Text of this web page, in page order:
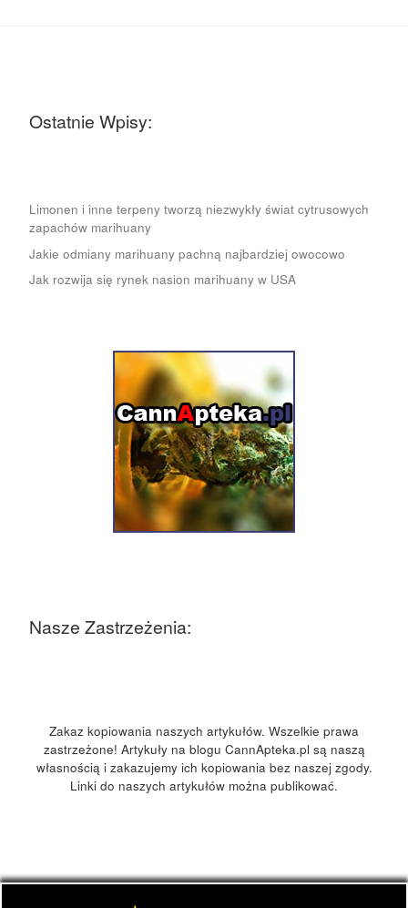
Ostatnie Wpisy:
Limonen i inne terpeny tworzą niezwykły świat cytrusowych
zapachów marihuany
Jakie odmiany marihuany pachną najbardziej owocowo
Jak rozwija się rynek nasion marihuany w USA
Nasze Zastrzeżenia:
Zakaz kopiowania naszych artykułów. Wszelkie prawa
zastrzeżone! Artykuły na blogu CannApteka.pl są naszą
własnością i zakazujemy ich kopiowania bez naszej zgody.
Linki do naszych artykułów można publikować.